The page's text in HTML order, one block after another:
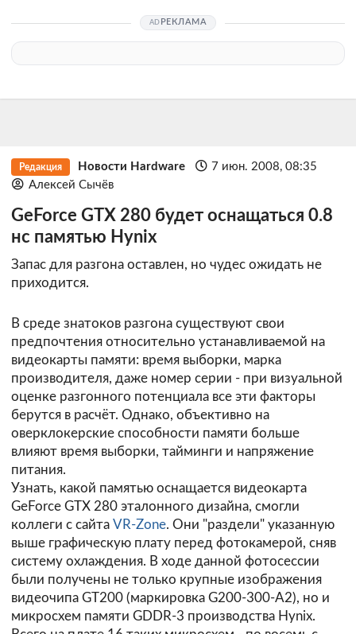
РЕКЛАМА
Редакция Новости Hardware
7 июн. 2008, 08:35
Алексей Сычёв
GeForce GTX 280 будет оснащаться 0.8
нс памятью Hynix
Запас для разгона оставлен, но чудес ожидать не
приходится.
В среде знатоков разгона существуют свои
предпочтения относительно устанавливаемой на
видеокарты памяти: время выборки, марка
производителя, даже номер серии - при визуальной
оценке разгонного потенциала все эти факторы
берутся в расчёт. Однако, объективно на
оверклокерские способности памяти больше
влияют время выборки, тайминги и напряжение
питания.
Узнать, какой памятью оснащается видеокарта
GeForce GTX 280 эталонного дизайна, смогли
коллеги с сайта VR-Zone. Они "раздели" указанную
выше графическую плату перед фотокамерой, сняв
систему охлаждения. В ходе данной фотосессии
были получены не только крупные изображения
видеочипа GT200 (маркировка G200-300-A2), но и
микросхем памяти GDDR-3 производства Hynix.